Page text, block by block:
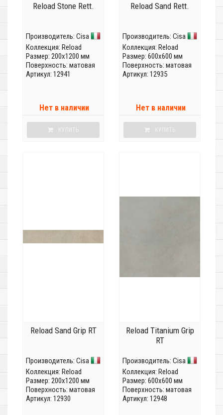
Reload Stone Rett.
Производитель: Cisa
Коллекция: Reload
Размер: 200x1200 мм
Поверхность: матовая
Артикул: 12941
Нет в наличии
КУПИТЬ
Reload Sand Rett.
Производитель: Cisa
Коллекция: Reload
Размер: 600x600 мм
Поверхность: матовая
Артикул: 12935
Нет в наличии
КУПИТЬ
Reload Sand Grip RT
Производитель: Cisa
Коллекция: Reload
Размер: 200x1200 мм
Поверхность: матовая
Артикул: 12930
Reload Titanium Grip
RT
Производитель: Cisa
Коллекция: Reload
Размер: 600x600 мм
Поверхность: матовая
Артикул: 12948